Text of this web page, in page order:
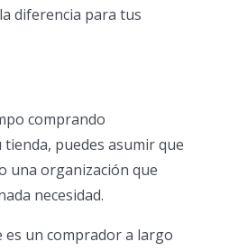
diferencia para tus
comprando
puedes asumir que
una organización que
necesidad.
es un comprador a largo